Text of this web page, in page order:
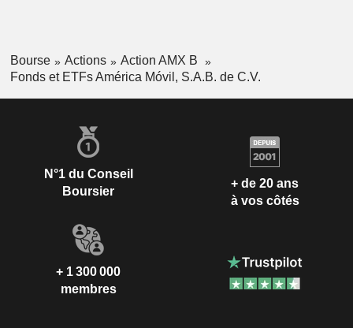
Bourse Actions
Action AMX B
Fonds et ETFs América Móvil, S.A.B. de C.V.
N°1 du Conseil
Boursier
+ de 20 ans
à vos côtés
+ 1 300 000
membres